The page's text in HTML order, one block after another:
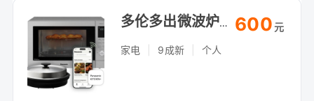
多伦多出微波炉，1000W，转盘加热均匀，自提（Arthur Bonner Ave）
家电 9成新 个人
600元